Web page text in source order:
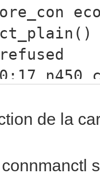
n450
de la